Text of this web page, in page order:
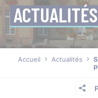
ACTUALITÉS
Accueil Actualités